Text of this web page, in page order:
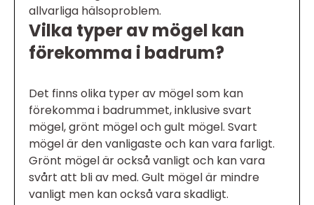
allvarliga hälsoproblem.
Vilka typer av mögel kan
förekomma i badrum?
Det finns olika typer av mögel som kan
förekomma i badrummet, inklusive svart
mögel, grönt mögel och gult mögel. Svart
mögel är den vanligaste och kan vara farligt.
Grönt mögel är också vanligt och kan vara
svårt att bli av med. Gult mögel är mindre
vanligt men kan också vara skadligt.